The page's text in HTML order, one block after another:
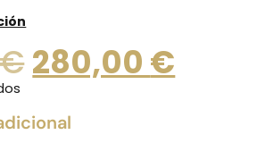
€280,00 €